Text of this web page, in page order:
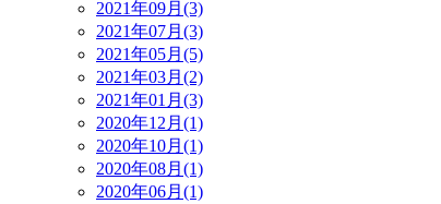
2021年09月(3)
2021年07月(3)
2021年05月(5)
2021年03月(2)
2021年01月(3)
2020年12月(1)
2020年10月(1)
2020年08月(1)
2020年06月(1)